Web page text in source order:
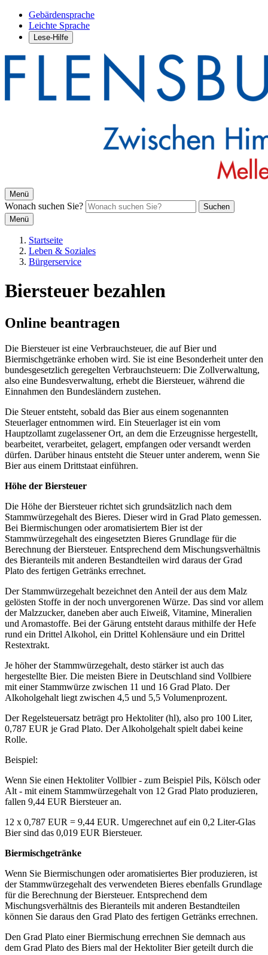
Gebärdensprache
Leichte Sprache
Lese-Hilfe
Menü
Wonach suchen Sie?
Suchen
Menü
Startseite
Leben & Soziales
Bürgerservice
Biersteuer bezahlen
Online beantragen
Die Biersteuer ist eine Verbrauchsteuer, die auf Bier und
Biermischgetränke erhoben wird. Sie ist eine Besonderheit unter den
bundesgesetzlich geregelten Verbrauchsteuern: Die Zollverwaltung,
also eine Bundesverwaltung, erhebt die Biersteuer, während die
Einnahmen den Bundesländern zustehen.
Die Steuer entsteht, sobald das Bier aus einem sogenannten
Steuerlager entnommen wird. Ein Steuerlager ist ein vom
Hauptzollamt zugelassener Ort, an dem die Erzeugnisse hergestellt,
bearbeitet, verarbeitet, gelagert, empfangen oder versandt werden
dürfen. Darüber hinaus entsteht die Steuer unter anderem, wenn Sie
Bier aus einem Drittstaat einführen.
Höhe der Biersteuer
Die Höhe der Biersteuer richtet sich grundsätzlich nach dem
Stammwürzegehalt des Bieres. Dieser wird in Grad Plato gemessen.
Bei Biermischungen oder aromatisiertem Bier ist der
Stammwürzegehalt des eingesetzten Bieres Grundlage für die
Berechnung der Biersteuer. Entsprechend dem Mischungsverhältnis
des Bieranteils mit anderen Bestandteilen wird daraus der Grad
Plato des fertigen Getränks errechnet.
Der Stammwürzegehalt bezeichnet den Anteil der aus dem Malz
gelösten Stoffe in der noch unvergorenen Würze. Das sind vor allem
der Malzzucker, daneben aber auch Eiweiß, Vitamine, Mineralien
und Aromastoffe. Bei der Gärung entsteht daraus mithilfe der Hefe
rund ein Drittel Alkohol, ein Drittel Kohlensäure und ein Drittel
Restextrakt.
Je höher der Stammwürzegehalt, desto stärker ist auch das
hergestellte Bier. Die meisten Biere in Deutschland sind Vollbiere
mit einer Stammwürze zwischen 11 und 16 Grad Plato. Der
Alkoholgehalt liegt zwischen 4,5 und 5,5 Volumenprozent.
Der Regelsteuersatz beträgt pro Hektoliter (hl), also pro 100 Liter,
0,787 EUR je Grad Plato. Der Alkoholgehalt spielt dabei keine
Rolle.
Beispiel:
Wenn Sie einen Hektoliter Vollbier - zum Beispiel Pils, Kölsch oder
Alt - mit einem Stammwürzegehalt von 12 Grad Plato produzieren,
fallen 9,44 EUR Biersteuer an.
12 x 0,787 EUR = 9,44 EUR. Umgerechnet auf ein 0,2 Liter-Glas
Bier sind das 0,019 EUR Biersteuer.
Biermischgetränke
Wenn Sie Biermischungen oder aromatisiertes Bier produzieren, ist
der Stammwürzegehalt des verwendeten Bieres ebenfalls Grundlage
für die Berechnung der Biersteuer. Entsprechend dem
Mischungsverhältnis des Bieranteils mit anderen Bestandteilen
können Sie daraus den Grad Plato des fertigen Getränks errechnen.
Den Grad Plato einer Biermischung errechnen Sie demnach aus
dem Grad Plato des Biers mal der Hektoliter Bier geteilt durch die